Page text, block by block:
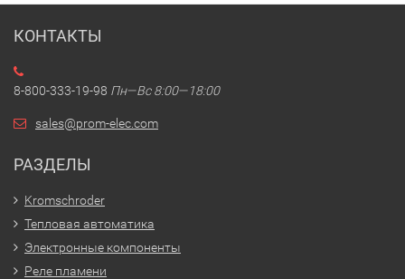
КОНТАКТЫ
8-800-333-19-98 Пн—Вс 8:00—18:00
sales@prom-elec.com
РАЗДЕЛЫ
Kromschroder
Тепловая автоматика
Электронные компоненты
Реле пламени